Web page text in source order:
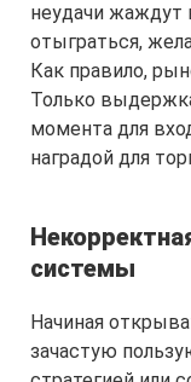
неудачи жаждут
отыграться,
Как правило,
Только
момента для
наградой для
системы
Начиная
зачастую